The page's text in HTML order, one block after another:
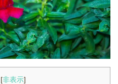
[非表示]